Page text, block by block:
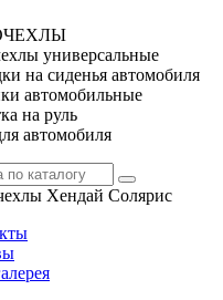
универсальные
на сиденья автомобиля
автомобильные
на руль
автомобиля
Хендай Солярис